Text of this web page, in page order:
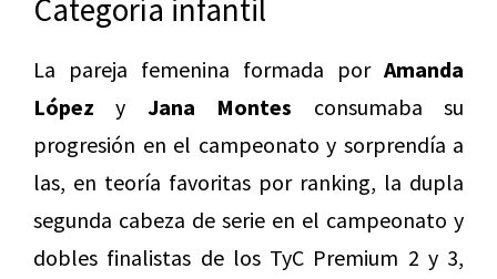
Categoría infantil
La pareja femenina formada por Amanda
López y Jana Montes consumaba su
progresión en el campeonato y sorprendía a
las, en teoría favoritas por ranking, la dupla
segunda cabeza de serie en el campeonato y
dobles finalistas de los TyC Premium 2 y 3,